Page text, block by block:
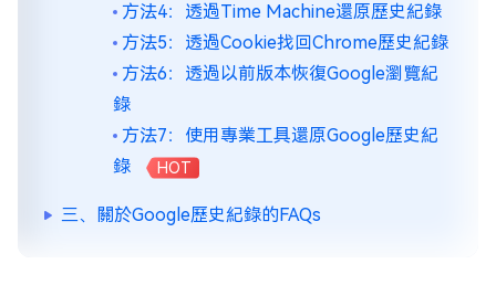
方法4：透過Time Machine還原歷史紀錄
方法5：透過Cookie找回Chrome歷史紀錄
方法6：透過以前版本恢復Google瀏覽紀
錄
方法7：使用專業工具還原Google歷史紀
錄
HOT
三、關於Google歷史紀錄的FAQs